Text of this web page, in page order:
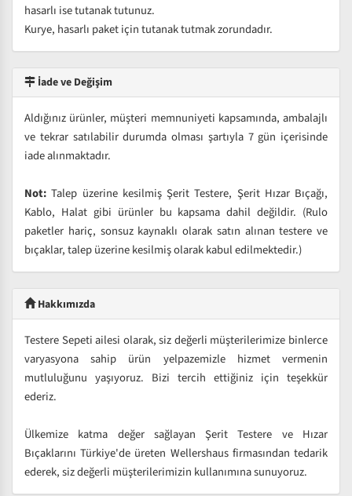
hasarlı ise tutanak tutunuz.
Kurye, hasarlı paket için tutanak tutmak zorundadır.
İade ve Değişim
Aldığınız ürünler, müşteri memnuniyeti kapsamında, ambalajlı
ve tekrar satılabilir durumda olması şartıyla 7 gün içerisinde
iade alınmaktadır.
Not: Talep üzerine kesilmiş Şerit Testere, Şerit Hızar Bıçağı,
Kablo, Halat gibi ürünler bu kapsama dahil değildir. (Rulo
paketler hariç, sonsuz kaynaklı olarak satın alınan testere ve
bıçaklar, talep üzerine kesilmiş olarak kabul edilmektedir.)
Hakkımızda
Testere Sepeti ailesi olarak, siz değerli müşterilerimize binlerce
varyasyona sahip ürün yelpazemizle hizmet vermenin
mutluluğunu yaşıyoruz. Bizi tercih ettiğiniz için teşekkür
ederiz.
Ülkemize katma değer sağlayan Şerit Testere ve Hızar
Bıçaklarını Türkiye'de üreten Wellershaus firmasından tedarik
ederek, siz değerli müşterilerimizin kullanımına sunuyoruz.